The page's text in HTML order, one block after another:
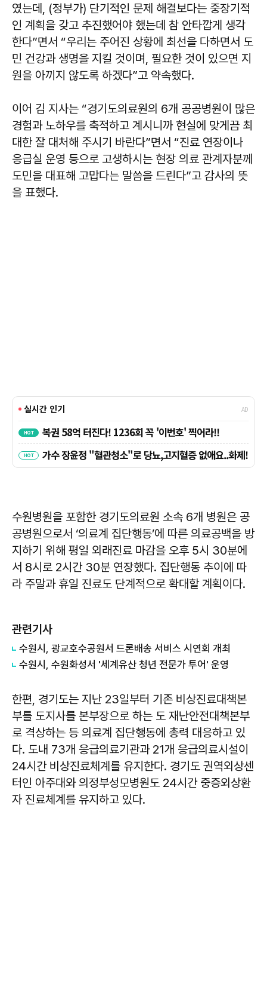
였는데, (정부가) 단기적인 문제 해결보다는 중장기적
인 계획을 갖고 추진했어야 했는데 참 안타깝게 생각
한다”면서 “우리는 주어진 상황에 최선을 다하면서 도
민 건강과 생명을 지킬 것이며, 필요한 것이 있으면 지
원을 아끼지 않도록 하겠다”고 약속했다.
이어 김 지사는 “경기도의료원의 6개 공공병원이 많은
경험과 노하우를 축적하고 계시니까 현실에 맞게끔 최
대한 잘 대처해 주시기 바란다”면서 “진료 연장이나
응급실 운영 등으로 고생하시는 현장 의료 관계자분께
도민을 대표해 고맙다는 말씀을 드린다”고 감사의 뜻
을 표했다.
수원병원을 포함한 경기도의료원 소속 6개 병원은 공
공병원으로서 ‘의료계 집단행동’에 따른 의료공백을 방
지하기 위해 평일 외래진료 마감을 오후 5시 30분에
서 8시로 2시간 30분 연장했다. 집단행동 추이에 따
라 주말과 휴일 진료도 단계적으로 확대할 계획이다.
관련기사
수원시, 광교호수공원서 드론배송 서비스 시연회 개최
수원시, 수원화성서 '세계유산 청년 전문가 투어' 운영
한편, 경기도는 지난 23일부터 기존 비상진료대책본
부를 도지사를 본부장으로 하는 도 재난안전대책본부
로 격상하는 등 의료계 집단행동에 총력 대응하고 있
다. 도내 73개 응급의료기관과 21개 응급의료시설이
24시간 비상진료체계를 유지한다. 경기도 권역외상센
터인 아주대와 의정부성모병원도 24시간 중증외상환
자 진료체계를 유지하고 있다.